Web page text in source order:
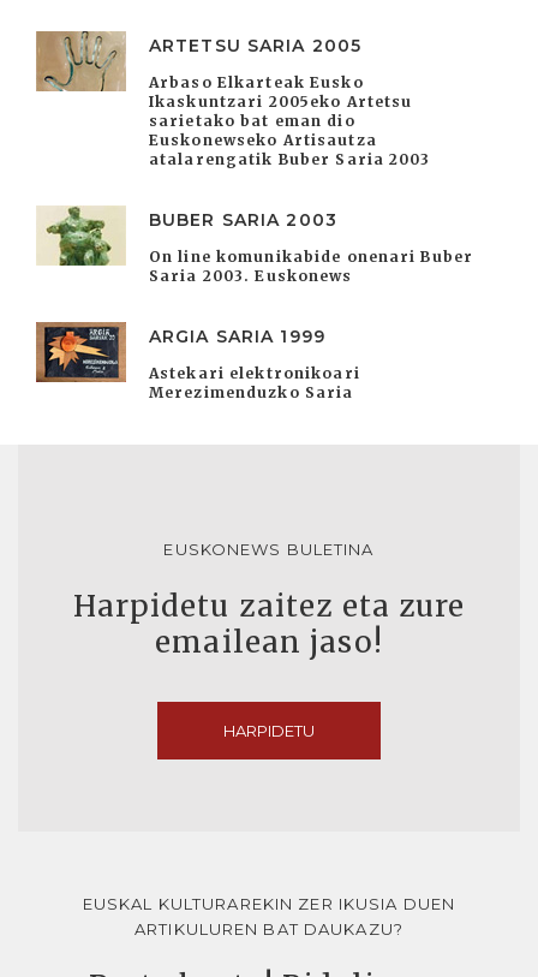
ARTETSU SARIA 2005
Arbaso Elkarteak Eusko
Ikaskuntzari 2005eko Artetsu
sarietako bat eman dio
Euskonewseko Artisautza
atalarengatik Buber Saria 2003
BUBER SARIA 2003
On line komunikabide onenari Buber
Saria 2003. Euskonews
ARGIA SARIA 1999
Astekari elektronikoari
Merezimenduzko Saria
EUSKONEWS BULETINA
Harpidetu zaitez eta zure
emailean jaso!
HARPIDETU
EUSKAL KULTURAREKIN ZER IKUSIA DUEN
ARTIKULUREN BAT DAUKAZU?